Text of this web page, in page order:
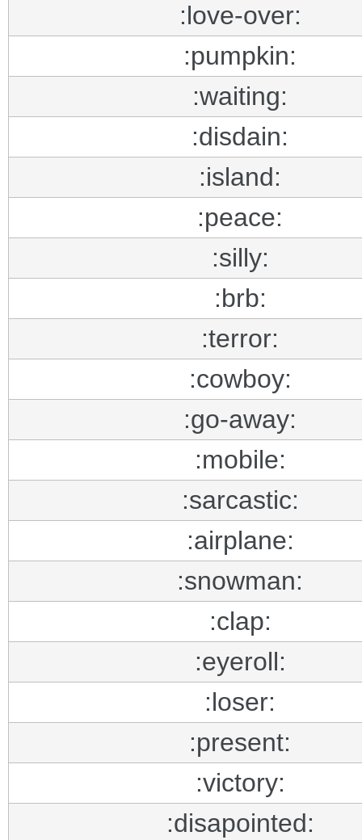
:love-over:
:pumpkin:
:waiting:
:disdain:
:island:
:peace:
:silly:
:brb:
:terror:
:cowboy:
:go-away:
:mobile:
:sarcastic:
:airplane:
:snowman:
:clap:
:eyeroll:
:loser:
:present:
:victory:
:disapointed: